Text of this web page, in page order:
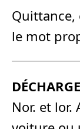
Quittance,
le mot
Nor. et lor.